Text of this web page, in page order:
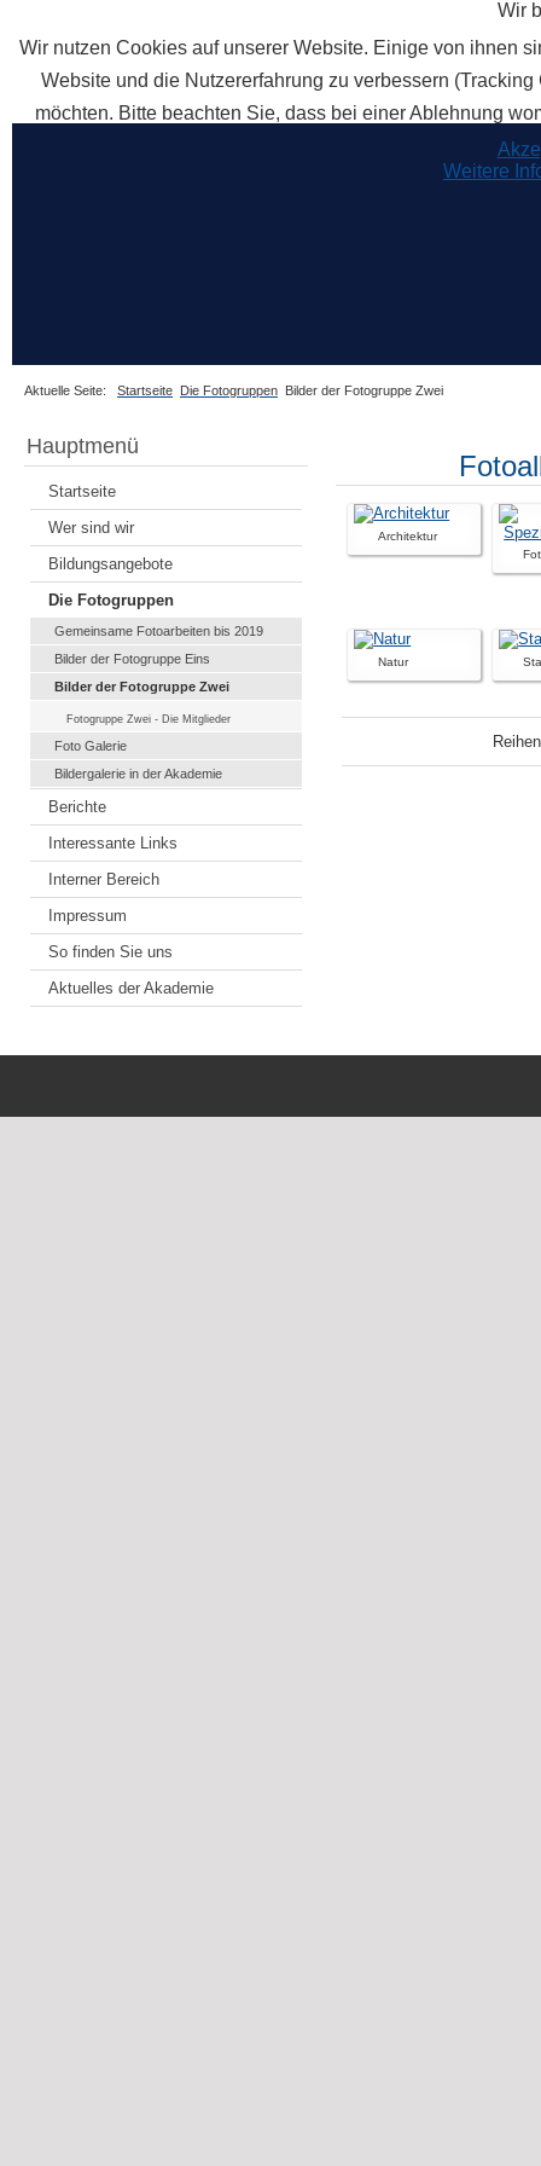
Aktuelle Seite: Startseite Die Fotogruppen Bilder der Fotogruppe Zwei
Hauptmenü
Startseite
Wer sind wir
Bildungsangebote
Die Fotogruppen
Gemeinsame Fotoarbeiten bis 2019
Bilder der Fotogruppe Eins
Bilder der Fotogruppe Zwei
Fotogruppe Zwei - Die Mitglieder
Foto Galerie
Bildergalerie in der Akademie
Berichte
Interessante Links
Interner Bereich
Impressum
So finden Sie uns
Aktuelles der Akademie
Architektur
Natur
Wir
Wir nutzen Cookies auf unserer Website. Einige von ihnen
Website und die Nutzererfahrung zu verbessern
möchten. Bitte beachten Sie, dass bei einer Ablehnung
Weitere